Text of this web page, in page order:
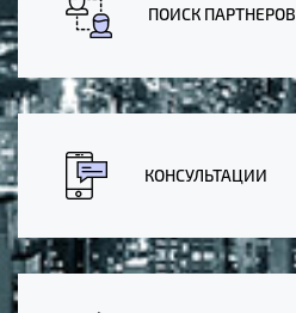
ПОИСК ПАРТНЕРОВ
КОНСУЛЬТАЦИИ